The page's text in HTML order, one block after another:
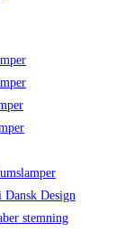
Design
stemning